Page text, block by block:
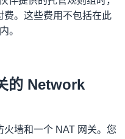
费。这些费用不包括在此
。
的 Network
墙和一个 NAT 网关。您